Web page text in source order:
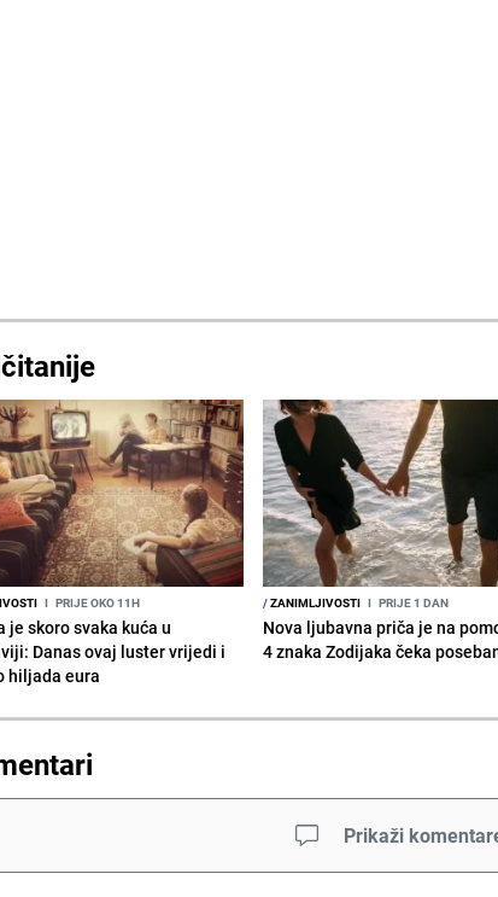
I PRIJE OKO 11H
je skoro svaka kuća u
Danas ovaj luster vrijedi i
hiljada eura
/ZANIMLJIVOSTI I PRIJE 1 DAN
Nova ljubavna priča je na
4 znaka Zodijaka čeka
Prikaži